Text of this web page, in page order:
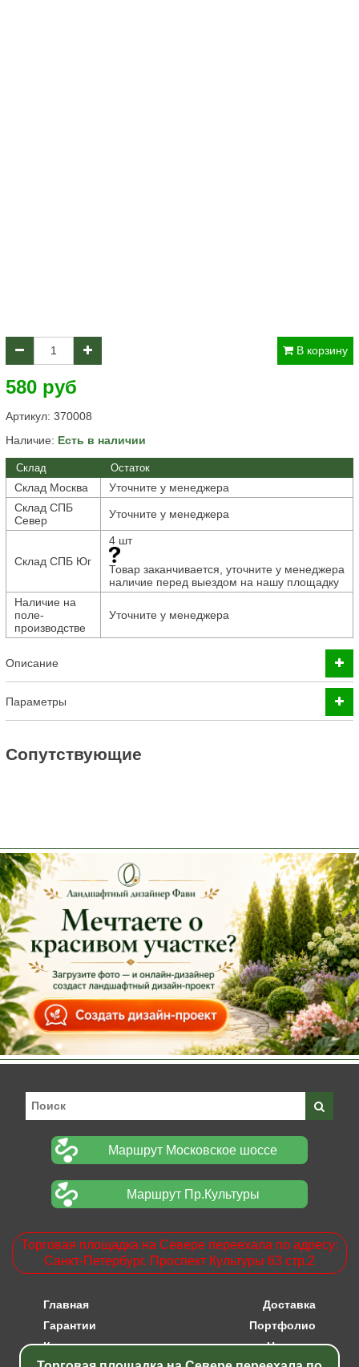
В корзину
580 руб
Артикул: 370008
Наличие: Есть в наличии
Склад Остаток
Склад Москва
Уточните у менеджера
Склад СПБ
Север
Уточните у менеджера
Склад СПБ Юг
4 шт
Товар заканчивается, уточните у менеджера
наличие перед выездом на нашу площадку
Наличие на
поле-
производстве
Уточните у менеджера
Описание
Параметры
Cопутствующие
Маршрут Московское шоссе
Маршрут Пр.Культуры
Торговая площадка на Севере переехала по адресу:
Санкт-Петербург. Проспект Культуры 63 стр.2
Главная
Доставка
Гарантии
Портфолио
Контакты
Новости